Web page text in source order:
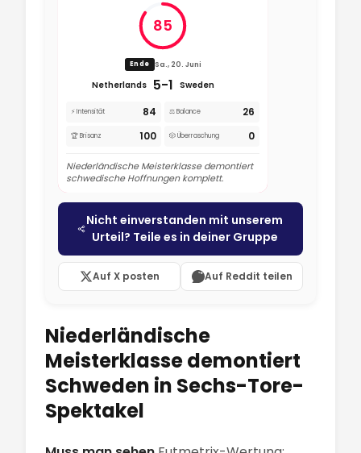
85
Ende Sa., 20. Juni
Netherlands 5-1 Sweden
⚡ Intensität 84 ⚖️ Balance 26
🏆 Brisanz 100 🎲 Überraschung 0
Niederländische Meisterklasse demontiert
schwedische Hoffnungen komplett.
Nicht einverstanden mit unserem
Urteil? Teile es in deiner Gruppe
Auf X posten Auf Reddit teilen
Niederländische
Meisterklasse demontiert
Schweden in Sechs-Tore-
Spektakel